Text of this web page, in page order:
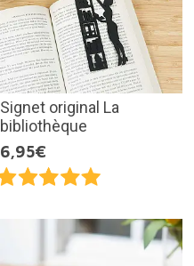
Signet original La
bibliothèque
6,95€